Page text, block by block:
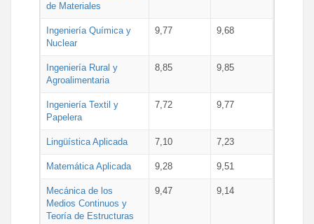
de Materiales
Ingeniería Química y
Nuclear
9,77 9,68
Ingeniería Rural y
Agroalimentaria
8,85 9,85
Ingeniería Textil y
Papelera
7,72 9,77
Lingüística Aplicada 7,10 7,23
Matemática Aplicada 9,28 9,51
Mecánica de los
Medios Continuos y
Teoría de Estructuras
9,47 9,14